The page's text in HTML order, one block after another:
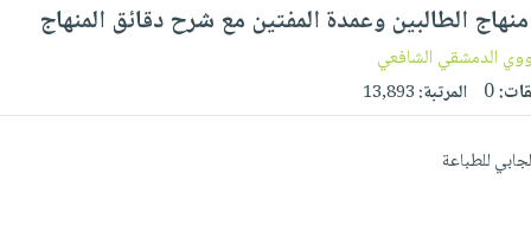
منهاج الطالبين وعمدة المفتين مع شرح دقائق المنهاج
الدمشقي الشافعي
0 المرتبة:13,893
للطباعة